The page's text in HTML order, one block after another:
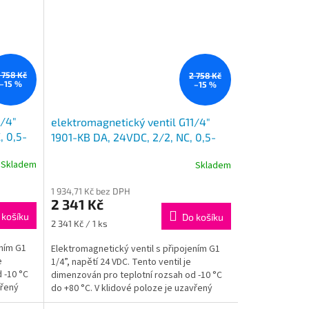
Kč
%
4"
0,5-
Skladem
G1
10 °C
2 758 Kč
–15 %
elektromagnetický ventil G11/4"
1901-KB DA, 24VDC, 2/2, NC, 0,5-
Skladem
1 934,71 Kč bez DPH
2 341 Kč
Měrná
2 341 Kč / 1 ks
Do košíku
Elektromagnetický ventil s připojením G1
1/4”, napětí 24 VDC. Tento ventil je
dimenzován pro teplotní rozsah od -10 °C
do +80 °C. V klidové poloze je uzavřený
(normally closed),...